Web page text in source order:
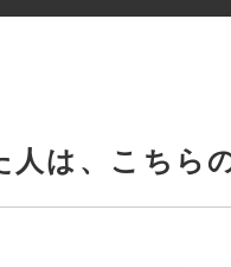
は、 こちら